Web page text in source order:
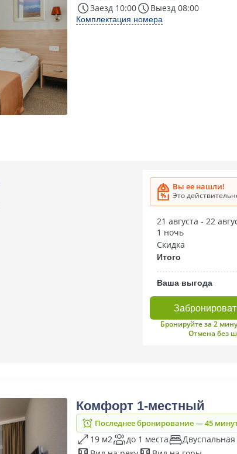
Заезд 10:00
Выезд 08:00
Комплектация номера
Вы ее нашли!
Это
21 августа - 22
1 ночь
Скидка
Итого
Ваша выгода
Бронируйте за 2
Отмена без
Комфорт 1-местный
Последнее бронирование — 45
19 м2 до 1 места
Двуспальная